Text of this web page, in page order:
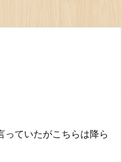
っていたがこちらは降ら